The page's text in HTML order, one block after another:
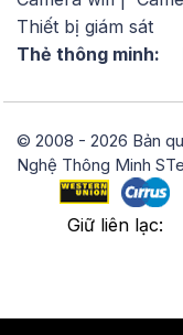
Thiết bị giám sát
Thẻ thông minh:
© 2008 - 2026 Bản
Nghệ Thông Minh
Giữ liên lạc: